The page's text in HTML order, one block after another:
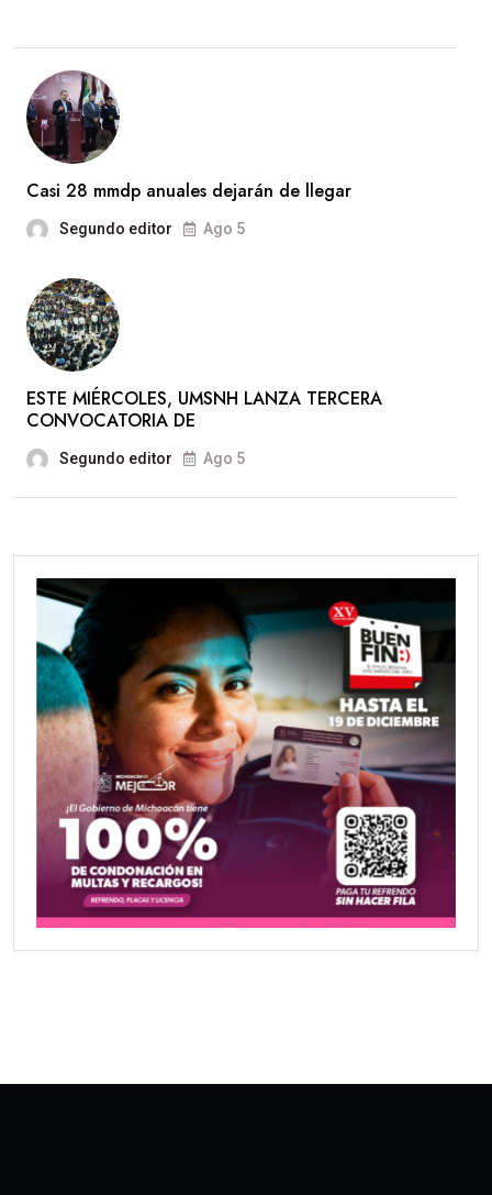
Casi 28 mmdp anuales dejarán de llegar
Segundo editor Ago 5
ESTE MIÉRCOLES, UMSNH LANZA TERCERA
CONVOCATORIA DE
Segundo editor Ago 5